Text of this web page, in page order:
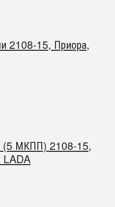
2108-15, Приора,
(5 МКПП) 2108-15,
LADA